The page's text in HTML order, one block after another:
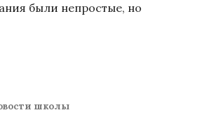
были непростые, но
школы